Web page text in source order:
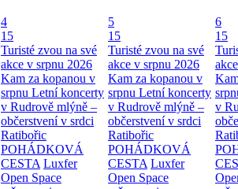
4
15
Turisté zvou na své
akce v srpnu 2026
Kam za kopanou v
srpnu Letní koncerty
v Rudrově mlýně –
občerstvení v srdci
Ratibořic
POHÁDKOVÁ
CESTA Luxfer
Open Space
5
15
Turisté zvou na své
akce v srpnu 2026
Kam za kopanou v
srpnu Letní koncerty
v Rudrově mlýně –
občerstvení v srdci
Ratibořic
POHÁDKOVÁ
CESTA Luxfer
Open Space
6
15
v